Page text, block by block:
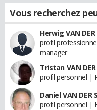
Vous recherchez
Herwig VAN DER
profil
manager
Tristan VAN DER
profil personnel |
Daniel VAN DER
profil personnel |